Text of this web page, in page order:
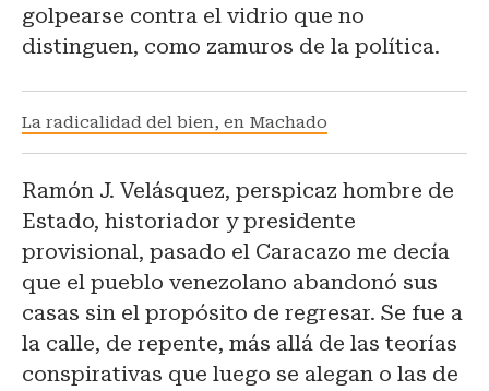
golpearse contra el vidrio que no
distinguen, como zamuros de la política.
La radicalidad del bien, en Machado
Ramón J. Velásquez, perspicaz hombre de
Estado, historiador y presidente
provisional, pasado el Caracazo me decía
que el pueblo venezolano abandonó sus
casas sin el propósito de regresar. Se fue a
la calle, de repente, más allá de las teorías
conspirativas que luego se alegan o las de